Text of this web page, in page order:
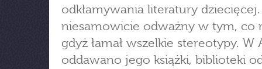
odkłamywania literatury dziecięcej.
niesamowicie odważny w tym, co
gdyż łamał wszelkie stereotypy. W
oddawano jego książki, biblioteki